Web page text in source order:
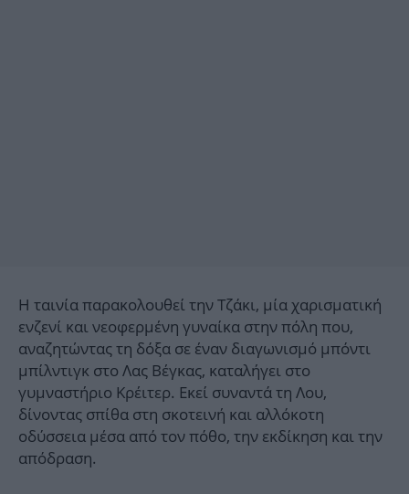
Η ταινία παρακολουθεί την Τζάκι, μία χαρισματική
ενζενί και νεοφερμένη γυναίκα στην πόλη που,
αναζητώντας τη δόξα σε έναν διαγωνισμό μπόντι
μπίλντιγκ στο Λας Βέγκας, καταλήγει στο
γυμναστήριο Κρέιτερ. Εκεί συναντά τη Λου,
δίνοντας σπίθα στη σκοτεινή και αλλόκοτη
οδύσσεια μέσα από τον πόθο, την εκδίκηση και την
απόδραση.